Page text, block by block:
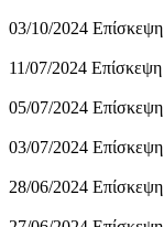
03/10/2024
11/07/2024
05/07/2024
03/07/2024
28/06/2024